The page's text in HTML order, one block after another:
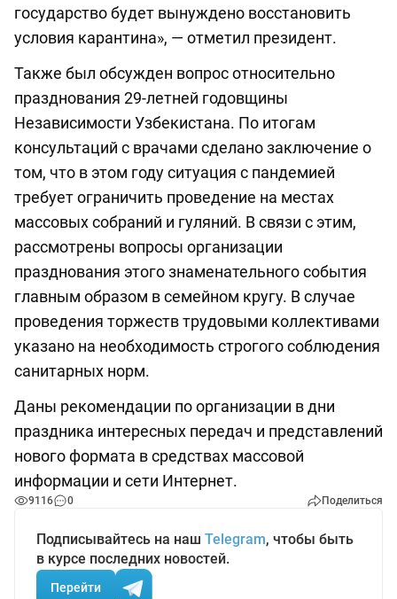
государство будет вынуждено восстановить
условия карантина», — отметил президент.
Также был обсужден вопрос относительно
празднования 29-летней годовщины
Независимости Узбекистана. По итогам
консультаций с врачами сделано заключение о
том, что в этом году ситуация с пандемией
требует ограничить проведение на местах
массовых собраний и гуляний. В связи с этим,
рассмотрены вопросы организации
празднования этого знаменательного события
главным образом в семейном кругу. В случае
проведения торжеств трудовыми коллективами
указано на необходимость строгого соблюдения
санитарных норм.
Даны рекомендации по организации в дни
праздника интересных передач и представлений
нового формата в средствах массовой
информации и сети Интернет.
9116 0 Поделиться
Подписывайтесь на наш Telegram, чтобы быть
в курсе последних новостей.
Перейти